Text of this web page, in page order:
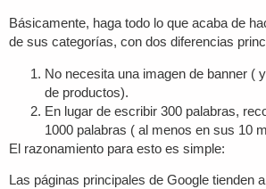
Básicamente, haga todo lo que acaba de
de sus categorías, con dos diferencias
No necesita una imagen de banner (
de productos).
En lugar de escribir 300 palabras,
1000 palabras ( al menos en sus 10
El razonamiento para esto es simple:
Las páginas principales de Google tienden